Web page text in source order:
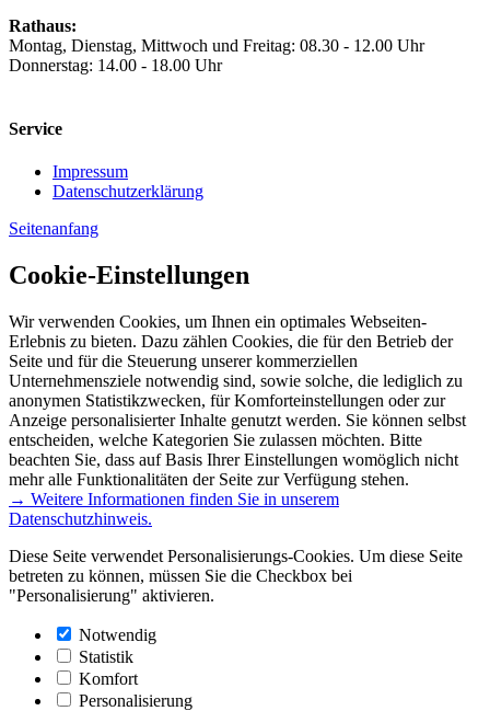
Rathaus:
Montag, Dienstag, Mittwoch und Freitag: 08.30 - 12.00 Uhr
Donnerstag: 14.00 - 18.00 Uhr
Service
Impressum
Datenschutzerklärung
Seitenanfang
Cookie-Einstellungen
Wir verwenden Cookies, um Ihnen ein optimales Webseiten-
Erlebnis zu bieten. Dazu zählen Cookies, die für den Betrieb der
Seite und für die Steuerung unserer kommerziellen
Unternehmensziele notwendig sind, sowie solche, die lediglich zu
anonymen Statistikzwecken, für Komforteinstellungen oder zur
Anzeige personalisierter Inhalte genutzt werden. Sie können selbst
entscheiden, welche Kategorien Sie zulassen möchten. Bitte
beachten Sie, dass auf Basis Ihrer Einstellungen womöglich nicht
mehr alle Funktionalitäten der Seite zur Verfügung stehen.
→ Weitere Informationen finden Sie in unserem
Datenschutzhinweis.
Diese Seite verwendet Personalisierungs-Cookies. Um diese Seite
betreten zu können, müssen Sie die Checkbox bei
"Personalisierung" aktivieren.
Notwendig
Statistik
Komfort
Personalisierung